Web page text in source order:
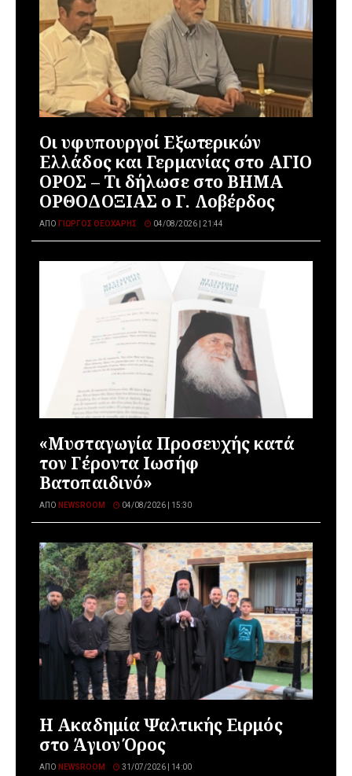
Οι υφυπουργοί Εξωτερικών
Ελλάδος και Γερμανίας στο ΑΓΙΟ
ΟΡΟΣ – Τι δήλωσε στο ΒΗΜΑ
ΟΡΘΟΔΟΞΙΑΣ ο Γ. Λοβέρδος
ΑΠΌ ΓΙΏΡΓΟΣ ΘΕΟΧΆΡΗΣ 04/08/2026 | 21:44
«Μυσταγωγία Προσευχής κατά
τον Γέροντα Ιωσήφ
Βατοπαιδινό»
ΑΠΌ NEWSROOM 04/08/2026 | 15:30
Η Ακαδημία Ψαλτικής Ειρμός
στο Άγιον Όρος
ΑΠΌ NEWSROOM 31/07/2026 | 14:00